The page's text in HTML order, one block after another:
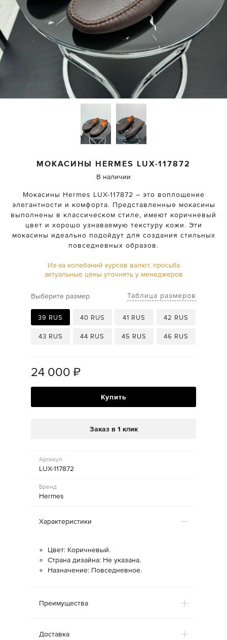
МОКАСИНЫ HERMES LUX-117872
В наличии
Мокасины Hermes LUX-117872 – это воплощение
элегантности и комфорта. Представленные мокасины
выполнены в классическом стиле, имеют коричневый
цвет и хорошо узнаваемую текстуру кожи. Эти
мокасины идеально подойдут для создания стильных
повседневных образов.
Из-за колебаний курсов валют, просьба
актуальные цены уточнять у менеджеров
Выберите размер Таблица размеров
39 RUS 40 RUS 41 RUS 42 RUS
43 RUS 44 RUS 45 RUS 46 RUS
24 000 ₽
Купить
Заказ в 1 клик
Артикул
LUX-117872
Бренд
Hermes
Характеристики
Цвет: Коричневый.
Страна дизайна: Не указана.
Назначение: Повседневное.
Преимущества
Доставка